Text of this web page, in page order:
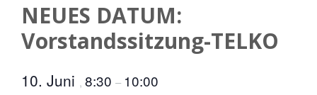
NEUES DATUM:
Vorstandssitzung-TELKO
10. Juni , 8:30 – 10:00